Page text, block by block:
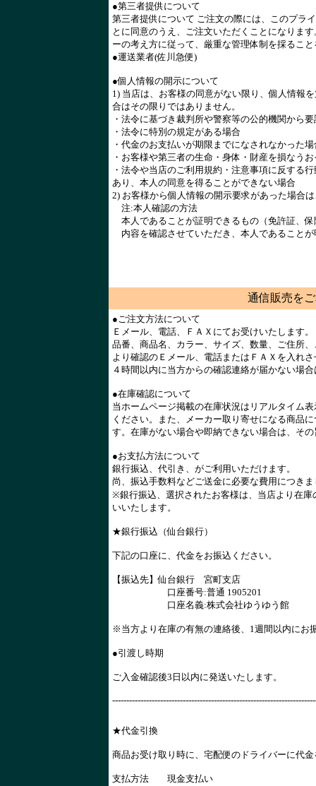
●第三者提供について
第三者提供について ご注文の際には、このプラ
とに同意のうえ、ご注文いただくことになりま
ーの考え方に従って、厳重な管理体制を採るこ
●運送業者(佐川急便)
●個人情報の開示について
1) 当店は、お客様の同意がない限り、個人情報
合はその限りではありません。
・法令に基づき裁判所や警察等の公的機関から
・法令に特別の規定がある場合
・代金のお支払いが期限までになされなかった
・お客様や第三者の生命・身体・財産を損なう
・法令や当店のご利用規約・注意事項に反する
あり、本人の同意を得ることができない場合
2) お客様から個人情報の開示要求があった場合
注:本人確認の方法
本人であることが証明できるもの（免許証、
内容を確認させていただき、本人であること
通信販売を
●ご注文方法について
Ｅメール、電話、ＦＡＸにてお受けいたします。
品番、商品名、カラー、サイズ、数量、ご住所
より確認のＥメール、電話またはＦＡＸを入れ
４時間以内に当方からの確認連絡が届かない場
●在庫確認について
当ホームページ掲載の在庫状況はリアルタイム
ください。また、メーカー取り寄せになる商品
す。在庫がない場合や即納できない場合は、そ
●お支払方法について
銀行振込、代引き、がご利用いただけます。
尚、振込手数料などご送金に必要な費用につき
※銀行振込、選択されたお客様は、当店より在
いいたします。
★銀行振込（仙台銀行）
下記の口座に、代金をお振込ください。
【振込先】仙台銀行 宮町支店
口座番号:普通 1905201
口座名義:株式会社ゆうゆう館
※当方より在庫の有無の連絡後、1週間以内にお
●引渡し時期
ご入金確認後3日以内に発送いたします。
★代金引換
商品お受け取り時に、宅配便のドライバーに代
支払方法 現金支払い